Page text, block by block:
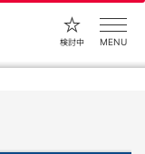
検討中 MENU